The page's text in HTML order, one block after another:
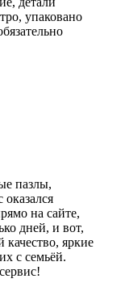
упаковано
пазлы,
на сайте,
дней, и вот,
яркие
с семьёй.